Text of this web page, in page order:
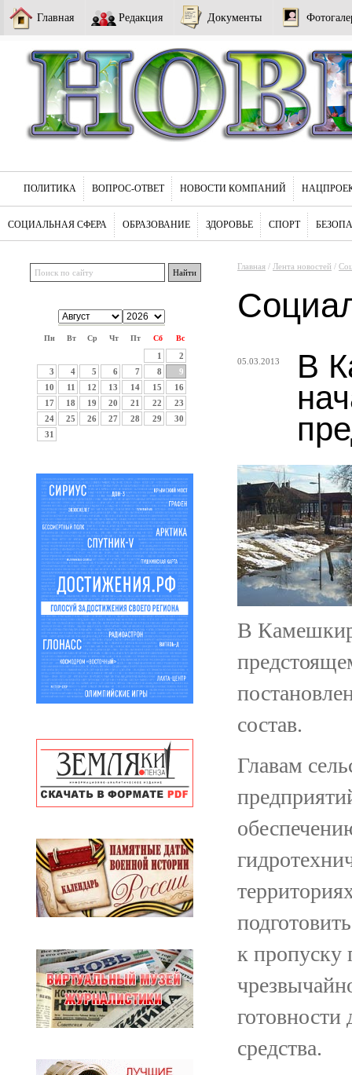
Главная Редакция Документы
ПОЛИТИКА ВОПРОС-ОТВЕТ НОВОСТИ КОМПАНИЙ
СОЦИАЛЬНАЯ СФЕРА ОБРАЗОВАНИЕ ЗДОРОВЬЕ СПОРТ
Пн Вт Ср Чт Пт Сб Вс
1
2
3
4 5 6 7 8
9
10
11 12 13 14 15
16
17
18 19 20 21 22
23
24
25 26 27 28 29
30
31
Главная / Лента новостей /
05.03.2013
В
В
состав.
Главам
к пропуску
готовности
средства.